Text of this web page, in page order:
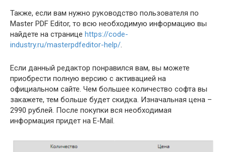
Также, если вам нужно руководство пользователя по
Master PDF Editor, то всю необходимую информацию вы
найдете на странице https://code-
industry.ru/masterpdfeditor-help/.
Если данный редактор понравился вам, вы можете
приобрести полную версию с активацией на
официальном сайте. Чем большее количество софта вы
закажете, тем больше будет скидка. Изначальная цена –
2990 рублей. После покупки вся необходимая
информация придет на E-Mail.